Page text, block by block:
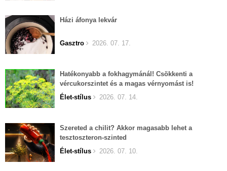
Házi áfonya lekvár
Gasztro 2026. 07. 17.
Hatékonyabb a fokhagymánál! Csökkenti a
vércukorszintet és a magas vérnyomást is!
Élet-stílus
2026. 07. 14.
Szereted a chilit? Akkor magasabb lehet a
tesztoszteron-szinted
Élet-stílus
2026. 07. 10.